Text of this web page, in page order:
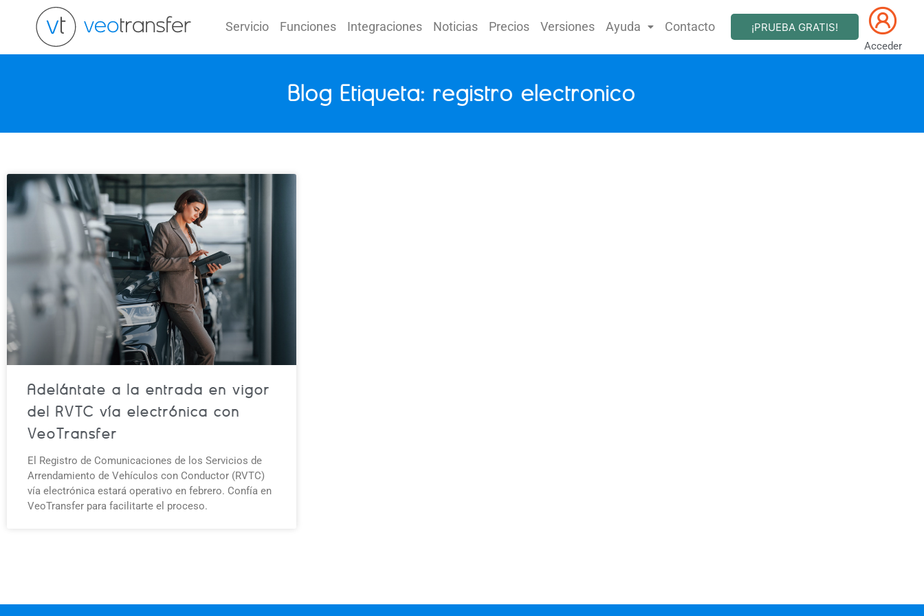
contenido
Servicio Funciones Integraciones Noticias Precios Versiones Ayuda Contacto ¡PRUEBA GRATIS!
Acceder
Blog Etiqueta: registro electronico
Adelántate a la entrada en vigor
del RVTC vía electrónica con
VeoTransfer
El Registro de Comunicaciones de los Servicios de
Arrendamiento de Vehículos con Conductor (RVTC)
vía electrónica estará operativo en febrero. Confía en
VeoTransfer para facilitarte el proceso.